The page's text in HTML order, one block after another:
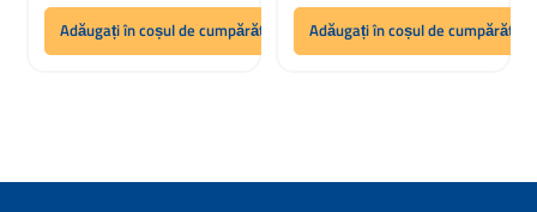
Adăugați în coșul de cumpărături Adăugați în coșul de cumpărături